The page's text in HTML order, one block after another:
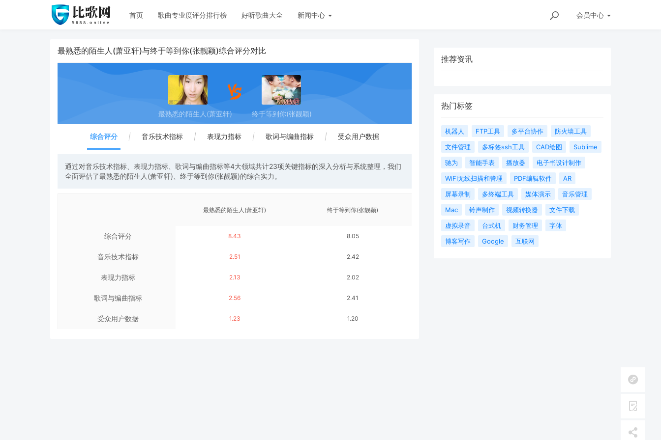
会员中心
首页 歌曲专业度评分排行榜 好听歌曲大全 新闻中心
最熟悉的陌生人(萧亚轩)与终于等到你(张靓颖)综合评分对比
最熟悉的陌生人(萧亚轩) 终于等到你(张靓颖)
综合评分 | 音乐技术指标 | 表现力指标 | 歌词与编曲指标 | 受众用户数据
通过对音乐技术指标、表现力指标、歌词与编曲指标等4大领域共计23项关键指标的深入分析与系统整理，我们
全面评估了最熟悉的陌生人(萧亚轩)、终于等到你(张靓颖)的综合实力。
综合评分
音乐技术指标
表现力指标
歌词与编曲指标
受众用户数据
最熟悉的陌生人(萧亚轩)
8.43
2.51
2.13
2.56
1.23
终于等到你(张靓颖)
8.05
2.42
2.02
2.41
1.20
推荐资讯
热门标签
机器人 FTP工具 多平台协作
防火墙工具
文件管理
多标签ssh工具 CAD绘图
Sublime
驰为
智能手表 播放器
电子书设计制作
WiFi无线扫描和管理
PDF编辑软件
AR
屏幕录制
多终端工具 媒体演示
音乐管理
Mac
铃声制作 视频转换器
文件下载
虚拟录音
台式机 财务管理
字体
博客写作
Google 互联网